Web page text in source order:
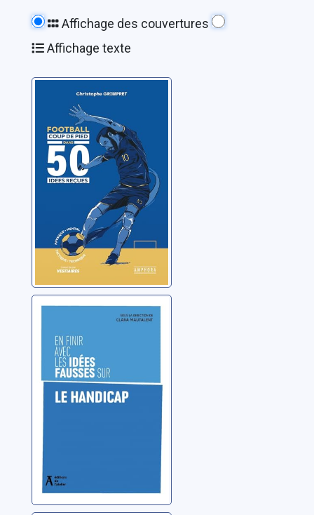
Affichage des couvertures
Affichage texte
Football: coup de
pied dans 50
idées reçues
Grimpret, Christophe
En finir avec les
idées fausses
sur le handicap
Mautalent, Clara